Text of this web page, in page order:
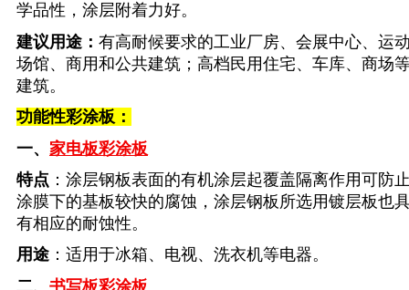
学品性，涂层附着力好。
建议用途： 有高耐候要求的工业厂房、会展中心、运
场馆、商用和公共建筑；高档民用住宅、车库、商场
建筑。
功能性彩涂板：
一、 家电板彩涂板
特点 ：涂层钢板表面的有机涂层起覆盖隔离作用可防
涂膜下的基板较快的腐蚀，涂层钢板所选用镀层板也
有相应的耐蚀性。
用途 ：适用于冰箱、电视、洗衣机等电器。
二、 书写板彩涂板